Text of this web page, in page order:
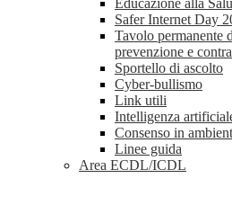
Educazione alla
Safer Internet Day
Tavolo permanente
prevenzione e
Sportello di ascolto
Cyber-bullismo
Link utili
Intelligenza
Consenso in
Linee guida
Area ECDL/ICDL